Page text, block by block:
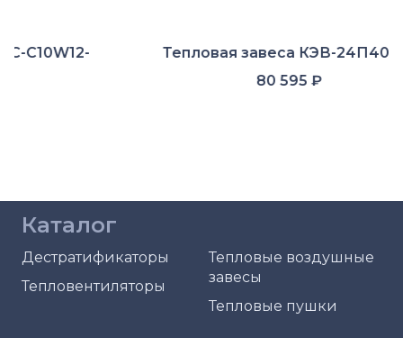
Тепловая завеса КЭВ-24П4041E
Каталог
Дестратификаторы
Тепловентиляторы
Тепловые воздушные
завесы
Тепловые пушки